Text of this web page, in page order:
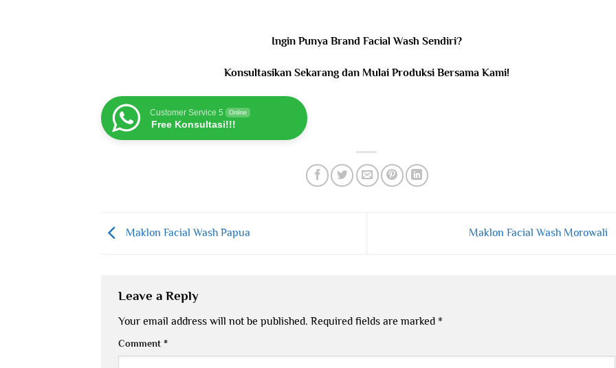
Ingin Punya Brand Facial Wash Sendiri?
Konsultasikan Sekarang dan Mulai Produksi Bersama Kami!
Customer Service 5 Online
Free Konsultasi!!!
Maklon Facial Wash Papua Maklon Facial Wash Morowali
Leave a Reply
Your email address will not be published. Required fields are marked *
Comment *